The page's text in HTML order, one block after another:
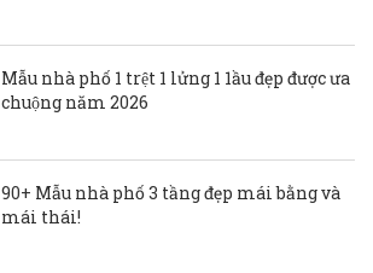
Mẫu nhà phố 1 trệt 1 lửng 1 1ầu đẹp được ưa
chuộng năm 2026
90+ Mẫu nhà phố 3 tầng đẹp mái bằng và
mái thái!